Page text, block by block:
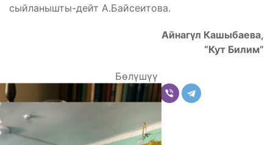
сыйланышты-дейт А.Байсеитова.
Айнагүл Кашыбаева,
“Кут Билим”
Бөлүшүү
Комментарийлер